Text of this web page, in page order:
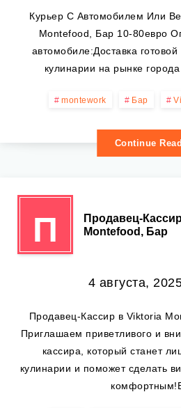
Курьер С Автомобилем Или
Montefood, Бар 10-80евро
автомобиле:Доставка
кулинарии на рынке
montework Бар
Continue
П
Продавец-
Montefood, Бар
4 августа,
Продавец-Кассир в Viktoria
Приглашаем приветливого и
кассира, который станет
кулинарии и поможет сделать